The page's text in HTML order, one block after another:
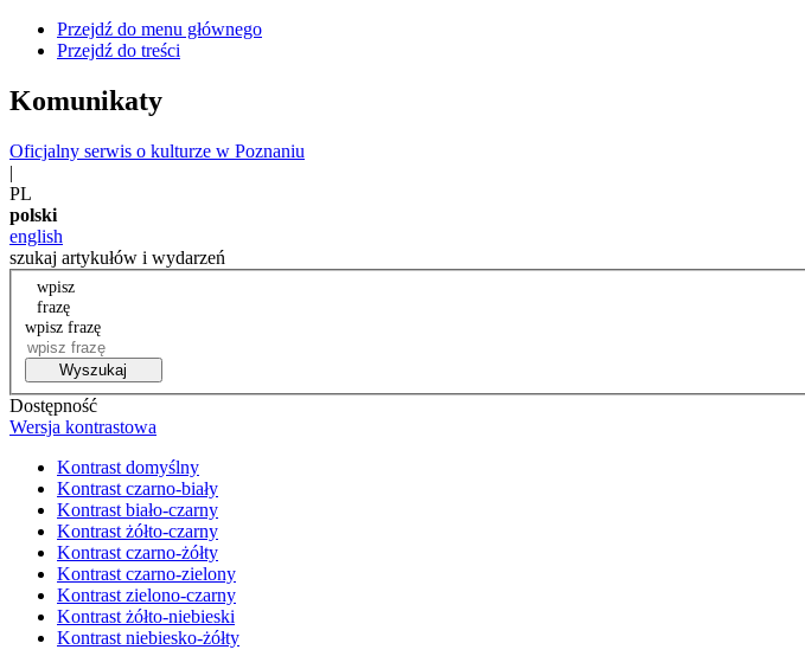
Przejdź do menu głównego
Przejdź do treści
Komunikaty
Oficjalny serwis o kulturze w Poznaniu
|
PL
polski
english
szukaj artykułów i wydarzeń
wpisz
frazę
wpisz frazę
Wyszukaj
Dostępność
Wersja kontrastowa
Kontrast domyślny
Kontrast czarno-biały
Kontrast biało-czarny
Kontrast żółto-czarny
Kontrast czarno-żółty
Kontrast czarno-zielony
Kontrast zielono-czarny
Kontrast żółto-niebieski
Kontrast niebiesko-żółty